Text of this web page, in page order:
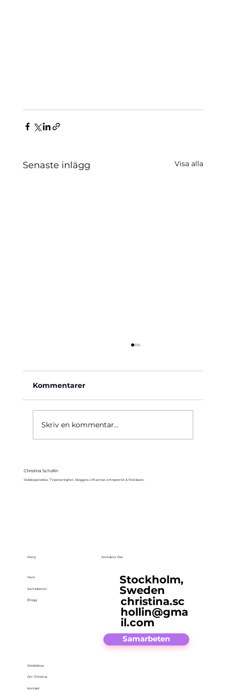
Senaste inlägg Visa alla
Kommentarer
Skriv en kommentar...
Christina Schollin
Skådespelerska, TV-personlighet, bloggare, influencer, entreprenör, & föreläsare.
Meny
Hem
Samarbeten
Blogg
Webbshop
Om Christina
Kontakt
Kontakta Oss
Stockholm,
Sweden
christina.sc
hollin@gma
il.com
Samarbeten